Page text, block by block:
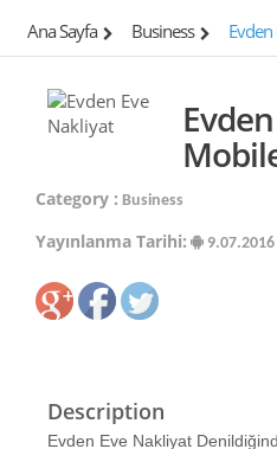
Ana Sayfa Business
Category : Business
Yayınlanma Tarihi: 9.07.2016
Description
Evden Eve Nakliyat